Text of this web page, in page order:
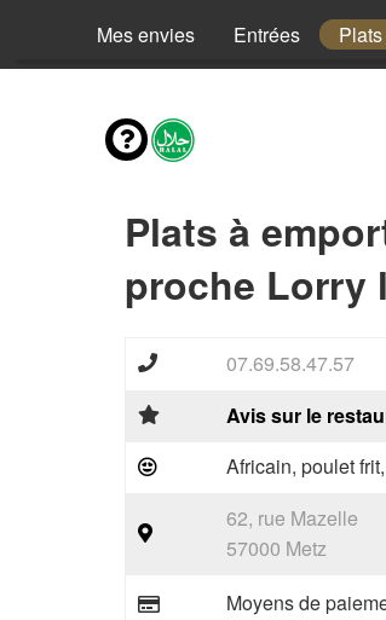
Mes envies Entrées Plats
Plats à
proche Lorry
07.69.58.47.57
Avis sur le
Africain, poulet
62, rue Mazelle
57000 Metz
Moyens de